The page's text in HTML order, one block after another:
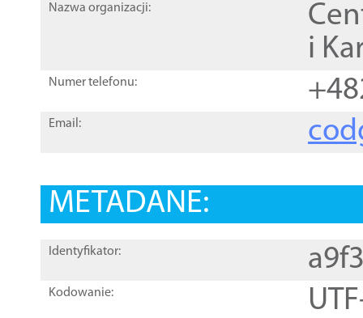
Nazwa organizacji:
i
Numer telefonu:
Email:
METADANE:
Identyfikator:
Kodowanie: